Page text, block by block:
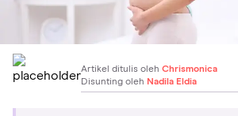
Artikel ditulis oleh Chrismonica
Disunting oleh Nadila Eldia